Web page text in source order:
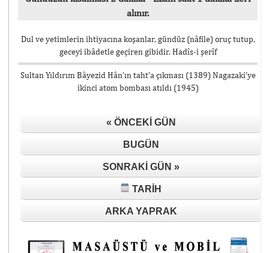
alınır.
Dul ve yetimlerin ihtiyacına koşanlar, gündüz (nâfile) oruç tutup,
geceyi ibâdetle geçiren gibidir. Hadîs-i şerîf
Sultan Yıldırım Bâyezid Hân’ın taht’a çıkması (1389) Nagazaki’ye
ikinci atom bombası atıldı (1945)
« ÖNCEKI GÜN
BUGÜN
SONRAKI GÜN »
TARIH
ARKA YAPRAK